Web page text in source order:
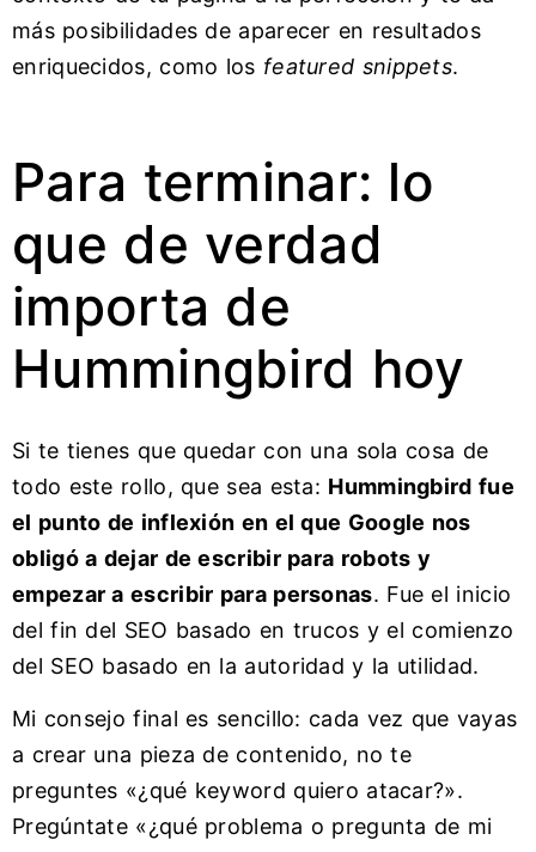
más posibilidades de aparecer en resultados
enriquecidos, como los featured snippets.
Para terminar: lo
que de verdad
importa de
Hummingbird hoy
Si te tienes que quedar con una sola cosa de
todo este rollo, que sea esta: Hummingbird fue
el punto de inflexión en el que Google nos
obligó a dejar de escribir para robots y
empezar a escribir para personas. Fue el inicio
del fin del SEO basado en trucos y el comienzo
del SEO basado en la autoridad y la utilidad.
Mi consejo final es sencillo: cada vez que vayas
a crear una pieza de contenido, no te
preguntes «¿qué keyword quiero atacar?».
Pregúntate «¿qué problema o pregunta de mi